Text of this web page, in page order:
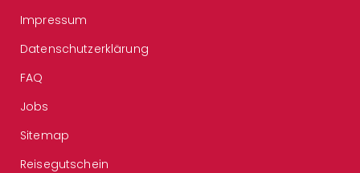
Impressum
Datenschutzerklärung
FAQ
Jobs
Sitemap
Reisegutschein